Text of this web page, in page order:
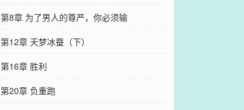
第8章 为了男人的尊严，你必须输
第12章 天梦冰蚕（下）
第16章 胜利
第20章 负重跑